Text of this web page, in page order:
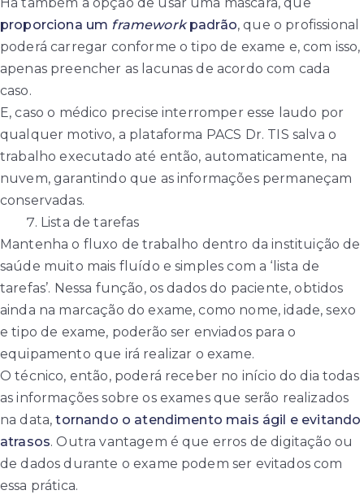
proporciona um frameworkpadrão, que o profissional
poderá carregar conforme o tipo de exame e, com isso,
apenas preencher as lacunas de acordo com cada
caso.
E, caso o médico precise interromper esse laudo por
qualquer motivo, a plataforma PACS Dr. TIS salva o
trabalho executado até então, automaticamente, na
nuvem, garantindo que as informações permaneçam
conservadas.
Lista de tarefas
Mantenha o fluxo de trabalho dentro da instituição de
saúde muito mais fluído e simples com a ‘lista de
tarefas’. Nessa função, os dados do paciente, obtidos
ainda na marcação do exame, como nome, idade, sexo
e tipo de exame, poderão ser enviados para o
equipamento que irá realizar o exame.
O técnico, então, poderá receber no início do dia todas
as informações sobre os exames que serão realizados
na data, tornando o atendimento mais ágil e evitando
atrasos. Outra vantagem é que erros de digitação ou
de dados durante o exame podem ser evitados com
essa prática.